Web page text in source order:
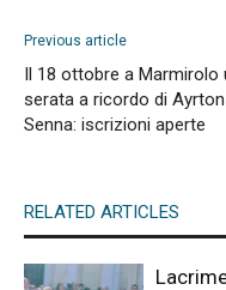
Previous article
Il 18 ottobre a Marmirolo
serata a ricordo di Ayrton
Senna: iscrizioni aperte
RELATED ARTICLES